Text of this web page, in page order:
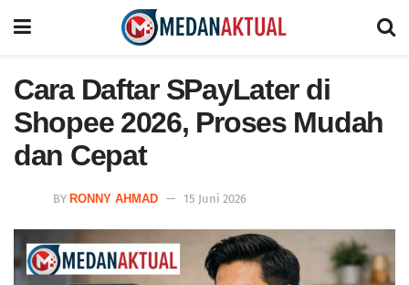
Cara Daftar SPayLater di
Shopee 2026, Proses Mudah
dan Cepat
BY RONNY AHMAD 15 Juni 2026